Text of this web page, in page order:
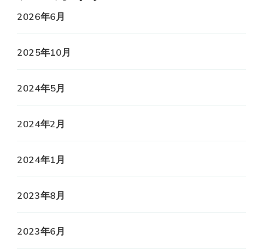
2026年6月
2025年10月
2024年5月
2024年2月
2024年1月
2023年8月
2023年6月